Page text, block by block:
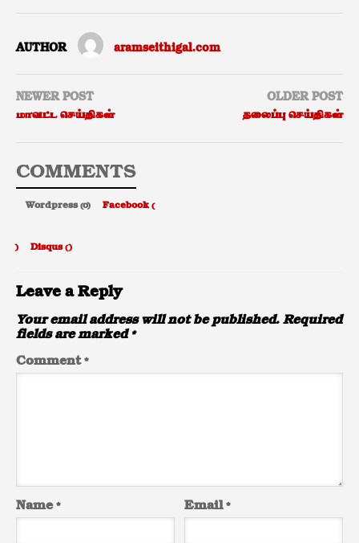
AUTHOR aramseithigal.com
NEWER POST
மாவட்ட செய்திகள்
OLDER POST
தலைப்பு செய்திகள்
COMMENTS
Wordpress (0) Facebook (
) Disqus ( )
Leave a Reply
Your email address will not be published. Required
fields are marked *
Comment*
Name* Email*